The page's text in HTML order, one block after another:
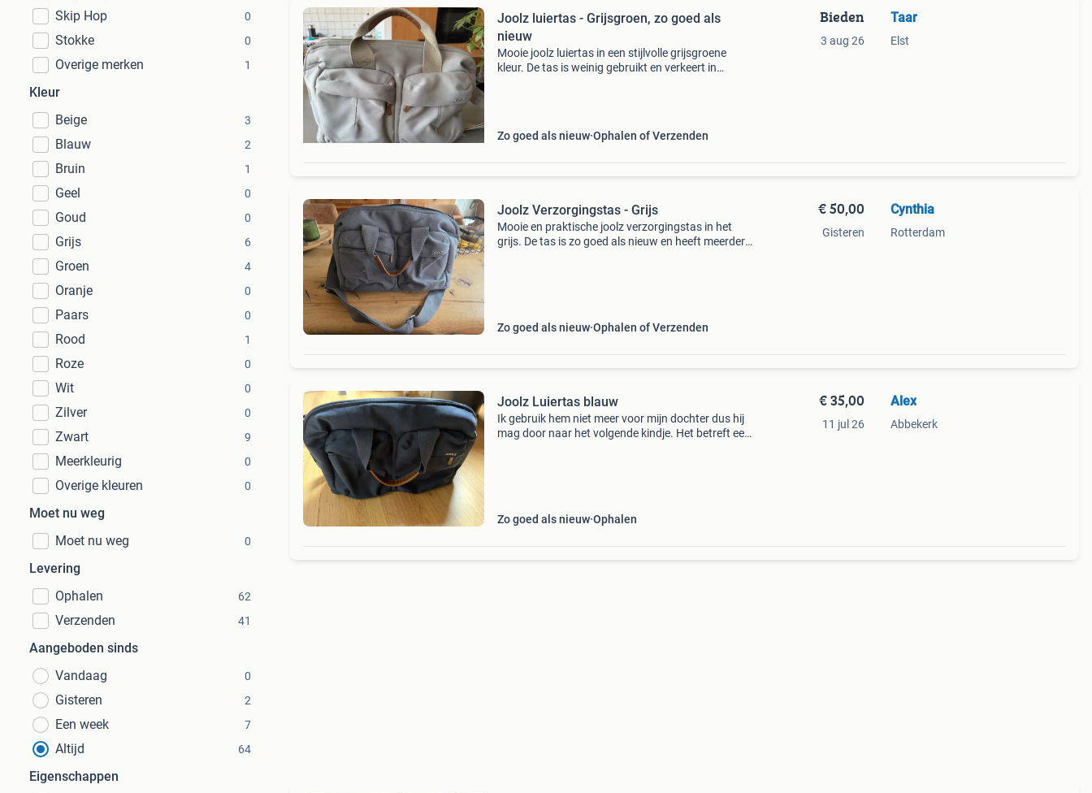
Skip Hop 0
Stokke 0
Overige merken 1
Kleur
Beige
3
Blauw 2
Bruin 1
Geel 0
Goud 0
Grijs 6
Groen 4
Oranje 0
Paars 0
Rood 1
Roze 0
Wit 0
Zilver 0
Zwart 9
Meerkleurig 0
Overige kleuren 0
Moet nu weg
Moet nu weg
0
Levering
Ophalen
62
Verzenden 41
Aangeboden sinds
Vandaag
0
Gisteren 2
Een week 7
Altijd 64
Eigenschappen
Joolz luiertas - Grijsgroen, zo goed als
nieuw
Mooie joolz luiertas in een stijlvolle grijsgroene
kleur. De tas is weinig gebruikt en verkeert in
Zo goed als nieuw Ophalen of Verzenden
Bieden
3 aug 26
Taar
Elst
Joolz Verzorgingstas - Grijs
Mooie en praktische joolz verzorgingstas in het
grijs. De tas is zo goed als nieuw en heeft meerdere
Zo goed als nieuw Ophalen of Verzenden
€ 50,00
Gisteren
Cynthia
Rotterdam
Joolz Luiertas blauw
Ik gebruik hem niet meer voor mijn dochter dus hij
mag door naar het volgende kindje. Het betreft een
Zo goed als nieuw Ophalen
€ 35,00
11 jul 26
Alex
Abbekerk